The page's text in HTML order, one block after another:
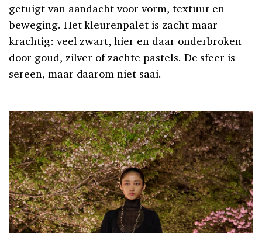
getuigt van aandacht voor vorm, textuur en
beweging. Het kleurenpalet is zacht maar
krachtig: veel zwart, hier en daar onderbroken
door goud, zilver of zachte pastels. De sfeer is
sereen, maar daarom niet saai.